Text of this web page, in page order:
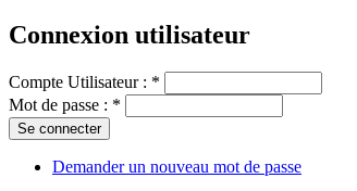
Connexion utilisateur
Compte Utilisateur : *
Mot de passe : *
Demander un nouveau mot de passe